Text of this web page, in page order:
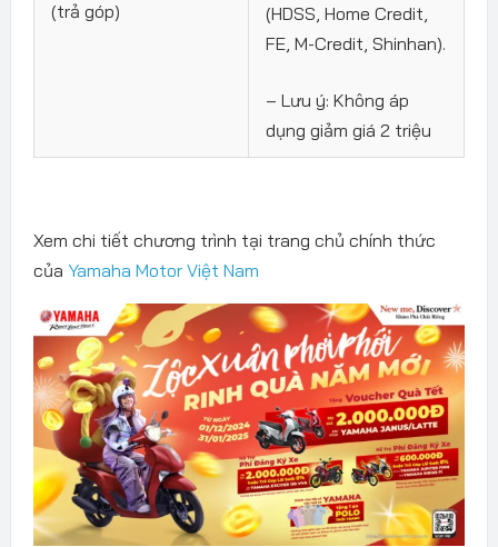
(trả góp)
(HDSS, Home Credit,
FE, M-Credit, Shinhan).
– Lưu ý: Không áp
dụng giảm giá 2 triệu
Xem chi tiết chương trình tại trang chủ chính thức
của Yamaha Motor Việt Nam